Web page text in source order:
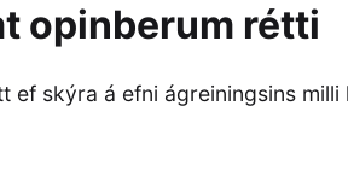
opinberum rétti
ef skýra á efni ágreiningsins